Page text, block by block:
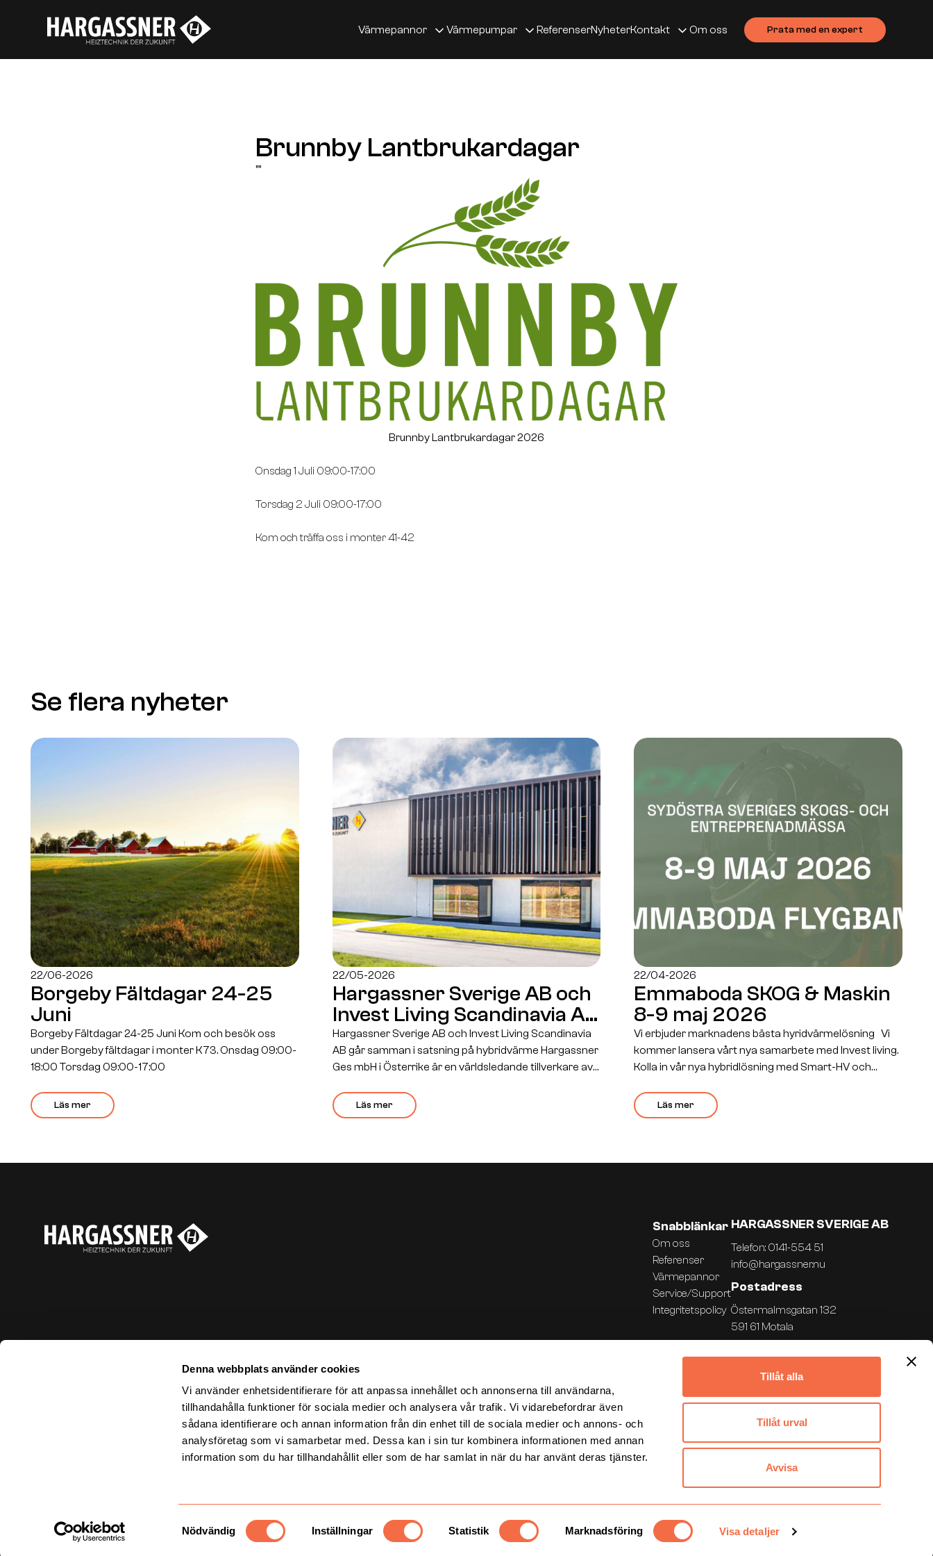
Denna webbplats använder cookies
Vi använder enhetsidentifierare för att anpassa innehållet och annonserna till användarna,
tillhandahålla funktioner för sociala medier och analysera vår trafik. Vi vidarebefordrar även
sådana identifierare och annan information från din enhet till de sociala medier och annons- och
analysföretag som vi samarbetar med. Dessa kan i sin tur kombinera informationen med annan
information som du har tillhandahållit eller som de har samlat in när du har använt deras tjänster.
Samtyckesval
Nödvändig Inställningar Statistik Marknadsföring Visa detaljer
Tillåt alla
Tillåt urval
Avvisa
Värmepannor Värmepumpar ReferenserNyheterKontakt Om oss Prata med en expert
Brunnby Lantbrukardagar
""
Brunnby Lantbrukardagar 2026
Onsdag 1 Juli 09:00-17:00
Torsdag 2 Juli 09:00-17:00
Kom och träffa oss i monter 41-42
Se flera nyheter
22/06-2026
Borgeby Fältdagar 24-25
Juni
Borgeby Fältdagar 24-25 Juni Kom och besök oss
under Borgeby fältdagar i monter K73. Onsdag 09:00-
18:00 Torsdag 09:00-17:00
Läs mer
22/05-2026
Hargassner Sverige AB och
Invest Living Scandinavia AB
går samman i satsning på
hybridvärme
Hargassner Sverige AB och Invest Living Scandinavia
AB går samman i satsning på hybridvärme Hargassner
Ges mbH i Österrike är en världsledande tillverkare av
såsom ved, flis och pellets. Företaget ligger i framkant
när det gäller både kvalitet och när det gäller
Läs mer
22/04-2026
Emmaboda SKOG & Maskin
8-9 maj 2026
Vi erbjuder marknadens bästa hyridvärmelösning Vi
kommer lansera vårt nya samarbete med Invest living.
Kolla in vår nya hybridlösning med Smart-HV och
information om värmepumparna. Kontakt för frågor
om värmepumpar och Hybridlösningar: Oscar 072-
Läs mer
Snabblänkar
Om oss
Referenser
Värmepannor
Service/Support
Integritetspolicy
HARGASSNER SVERIGE AB
Telefon: 0141-554 51
info@hargassner.nu
Postadress
Östermalmsgatan 132
591 61 Motala
Copyright © 2026 — Hargassner